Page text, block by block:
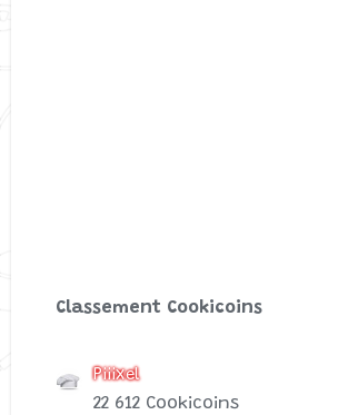
Classement Cookicoins
Piiixel
22 612 Cookicoins